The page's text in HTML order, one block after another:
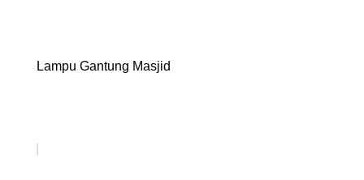
Lampu Gantung Masjid